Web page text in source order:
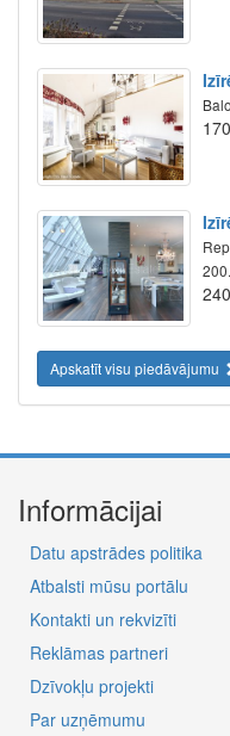
Apskatīt visu piedāvājumu
Informācijai
Datu apstrādes politika
Atbalsti mūsu portālu
Kontakti un rekvizīti
Reklāmas partneri
Dzīvokļu projekti
Par uzņēmumu